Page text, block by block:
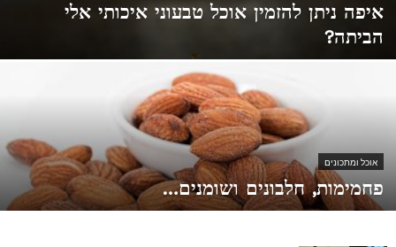
איפה ניתן להזמין אוכל טבעוני איכותי אלי
הביתה?
אוכל ומתכונים
פחמימות, חלבונים ושומנים…